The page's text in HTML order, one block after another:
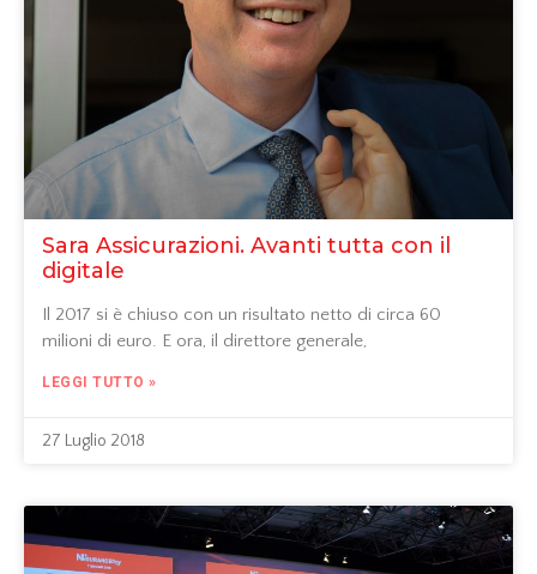
Sara Assicurazioni. Avanti tutta con il
digitale
Il 2017 si è chiuso con un risultato netto di circa 60
milioni di euro. E ora, il direttore generale,
LEGGI TUTTO »
27 Luglio 2018